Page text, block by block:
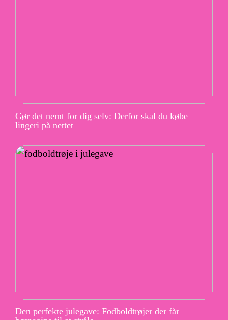
Gør det nemt for dig selv: Derfor skal du købe
lingeri på nettet
Den perfekte julegave: Fodboldtrøjer der får